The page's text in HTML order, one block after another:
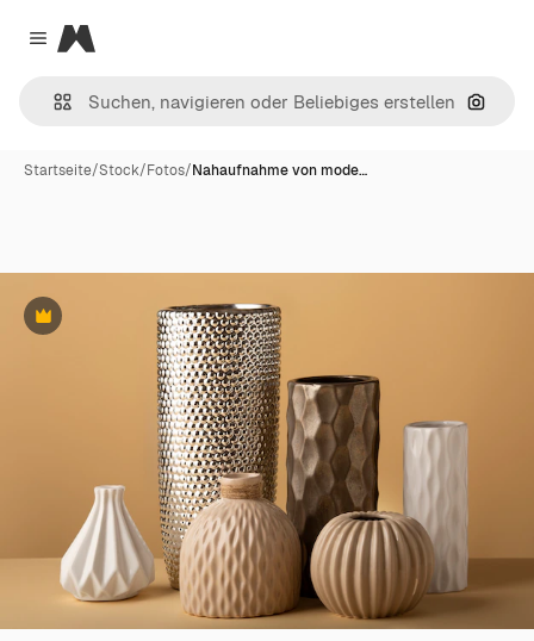
Close menu
Magnific
Nach
Startseite/Stock/Fotos/Nahaufnahme von mode…
Premium